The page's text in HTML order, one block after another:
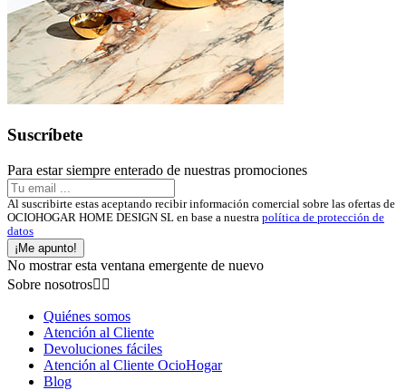
Suscríbete
Para estar siempre enterado de nuestras promociones
Al suscribirte estas aceptando recibir información comercial sobre las ofertas de
OCIOHOGAR HOME DESIGN SL en base a nuestra política de protección de
datos
¡Me apunto!
No mostrar esta ventana emergente de nuevo
Sobre nosotros 
Quiénes somos
Atención al Cliente
Devoluciones fáciles
Atención al Cliente OcioHogar
Blog